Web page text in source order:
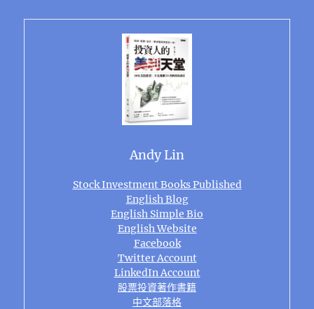
Andy Lin
Stock Investment Books Published
English Blog
English Simple Bio
English Website
Facebook
Twitter Account
LinkedIn Account
股票投資著作書籍
中文部落格